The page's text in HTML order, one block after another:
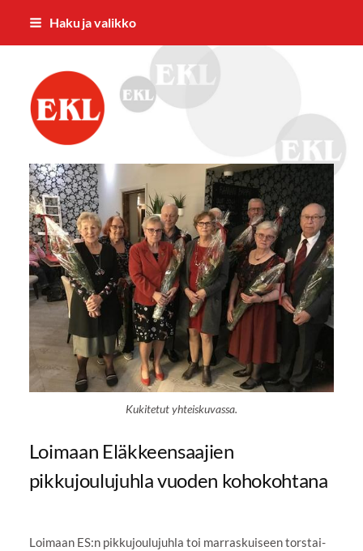
Siirry
Haku ja valikko
Eläkkeensaajien Keskusliiton
Kukitetut yhteiskuvassa.
Loimaan Eläkkeensaajien
pikkujoulujuhla vuoden kohokohtana
Loimaan ES:n pikkujoulujuhla toi marraskuiseen torstai-